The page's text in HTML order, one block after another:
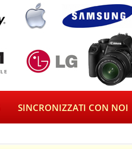
SINCRONIZZATI CON NOI